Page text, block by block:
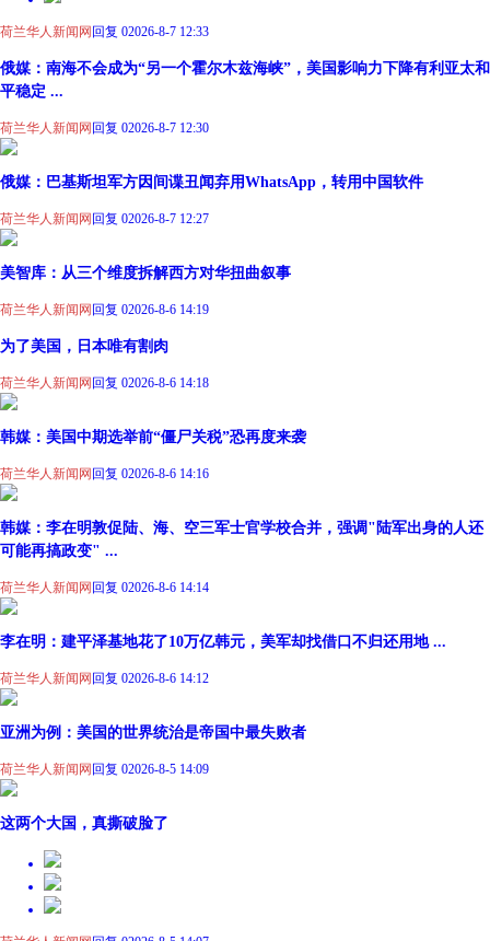
荷兰华人新闻网回复 02026-8-7 12:33
俄媒：南海不会成为“另一个霍尔木兹海峡”，美国影响力下降有利亚太和
平稳定 ...
荷兰华人新闻网回复 02026-8-7 12:30
俄媒：巴基斯坦军方因间谍丑闻弃用WhatsApp，转用中国软件
荷兰华人新闻网 回复 02026-8-7 12:27
美智库：从三个维度拆解西方对华扭曲叙事
荷兰华人新闻网 回复 02026-8-6 14:19
为了美国，日本唯有割肉
荷兰华人新闻网 回复 02026-8-6 14:18
韩媒：美国中期选举前“僵尸关税”恐再度来袭
荷兰华人新闻网 回复 02026-8-6 14:16
韩媒：李在明敦促陆、海、空三军士官学校合并，强调"陆军出身的人还
可能再搞政变" ...
荷兰华人新闻网 回复 02026-8-6 14:14
李在明：建平泽基地花了10万亿韩元，美军却找借口不归还用地 ...
荷兰华人新闻网 回复 02026-8-6 14:12
亚洲为例：美国的世界统治是帝国中最失败者
荷兰华人新闻网 回复 02026-8-5 14:09
这两个大国，真撕破脸了